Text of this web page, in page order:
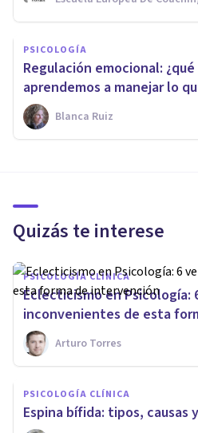
PSICOLOGÍA
Regulación emocional:
aprendemos a manejar lo
Blanca Ruiz
Quizás te interese
PSICOLOGÍA CLÍNICA
Eclecticismo en Psicología:
inconvenientes de esta
Arturo Torres
PSICOLOGÍA CLÍNICA
Espina bífida: tipos,